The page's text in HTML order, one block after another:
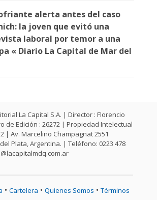
alerta antes del caso
la joven que evitó una
laboral por temor a una
« Diario La Capital de Mar del
La Capital S.A. | Director : Florencio
de Edición : 26272 | Propiedad Intelectual
| Av. Marcelino Champagnat 2551
Plata, Argentina. | Teléfono: 0223 478
• Cartelera • Quienes Somos • Términos